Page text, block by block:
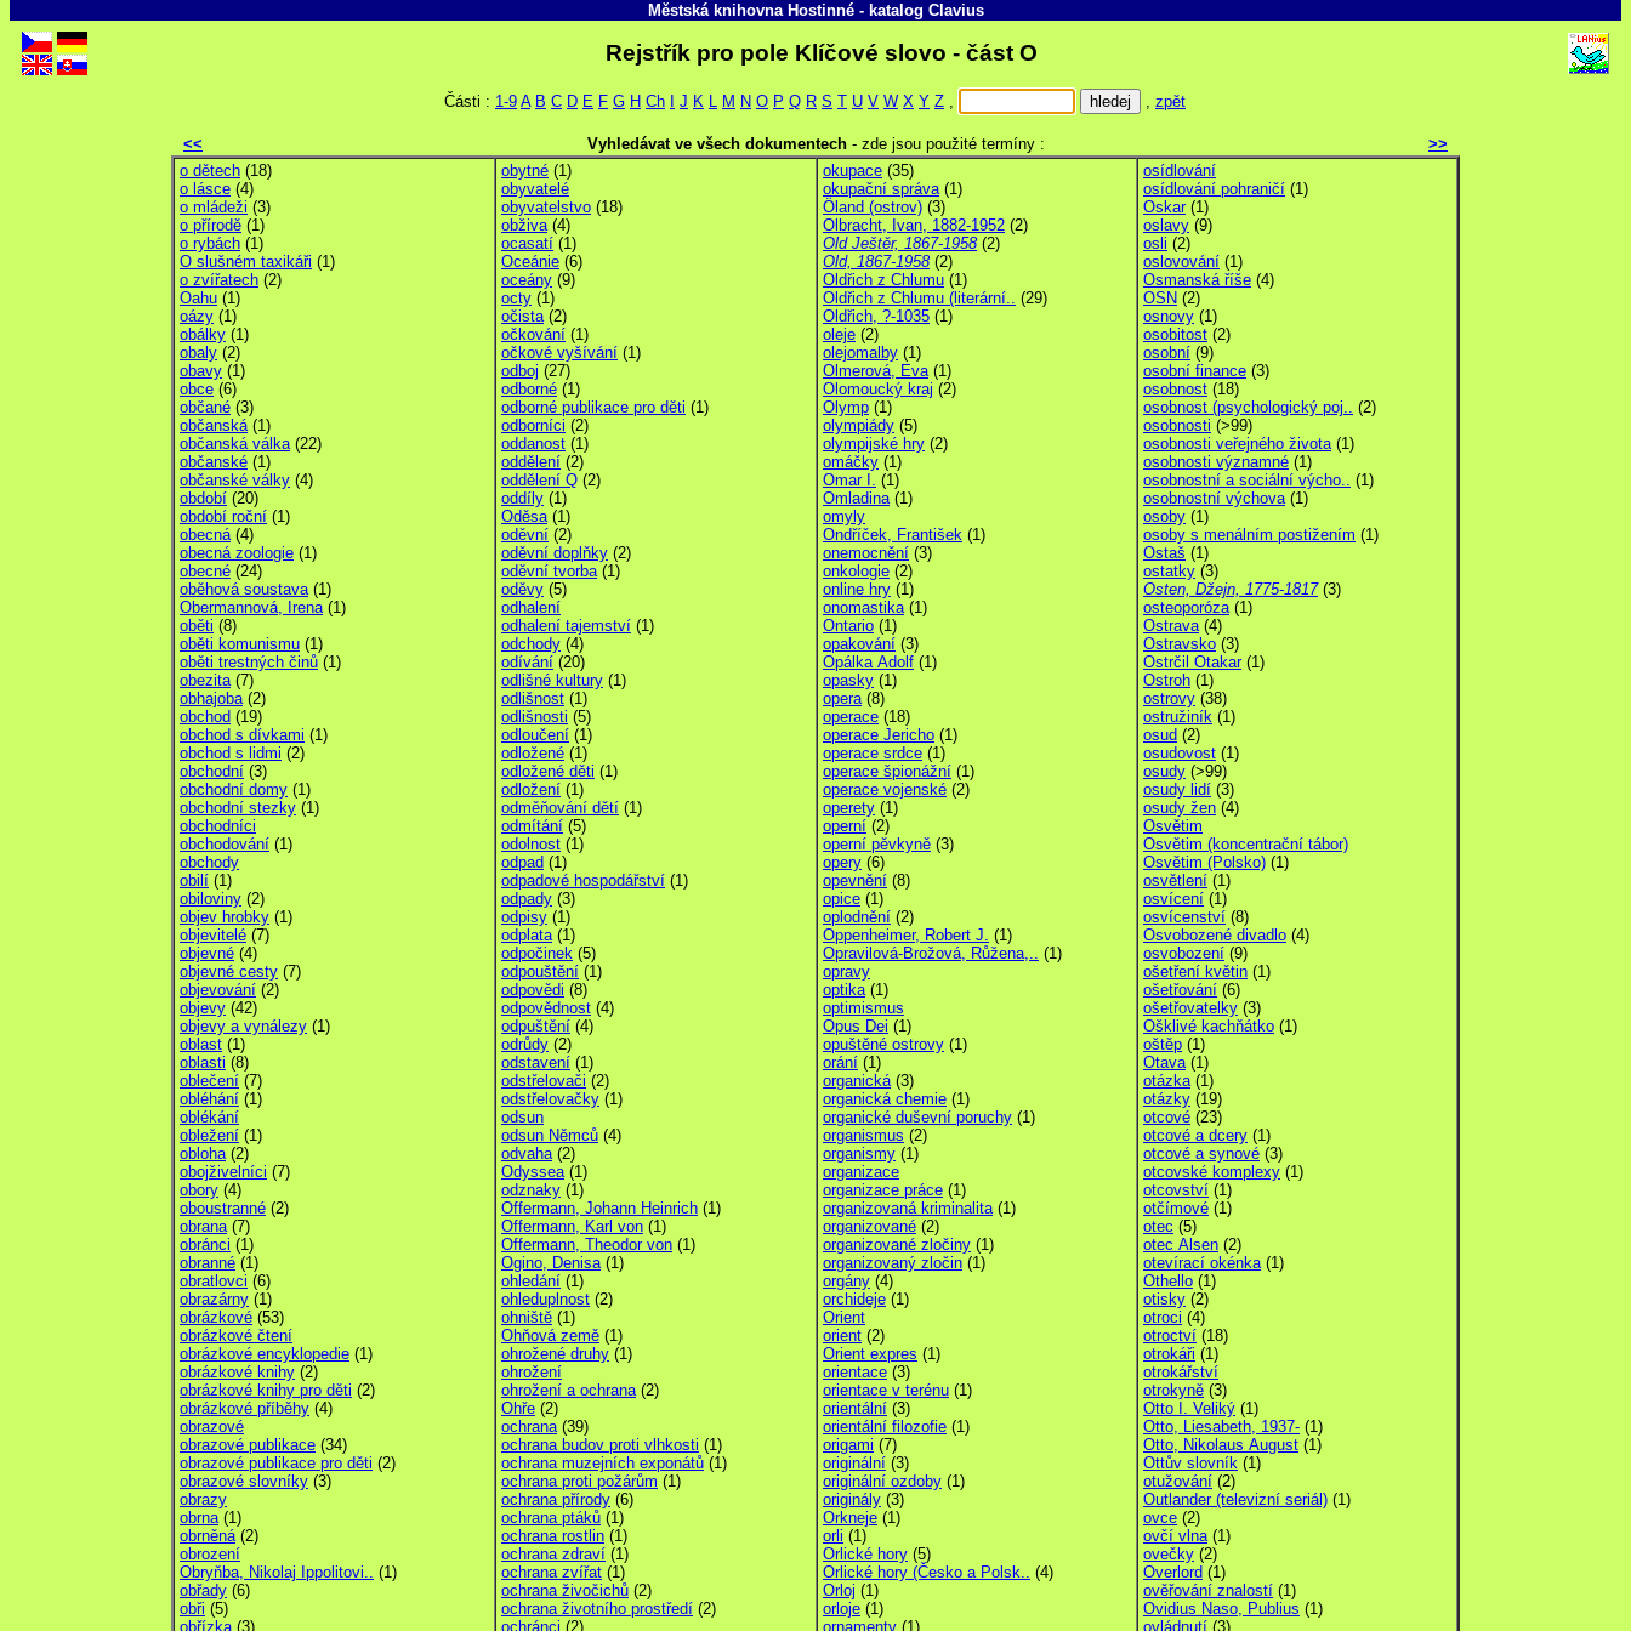
Městská knihovna Hostinné- katalog Clavius
Rejstřík pro pole Klíčové slovo - část O
Části : 1-9 A B C D E F G H Ch J K L M N O P Q R S T U V W X Y Z , , zpět
<< Vyhledávat ve všech dokumentech - zde jsou použité termíny :
>>
o dětech (18)
o lásce (4)
o mládeži (3)
o přírodě (1)
o rybách (1)
O slušném taxikáři (1)
o zvířatech (2)
Oahu (1)
oázy (1)
obálky (1)
obaly (2)
obavy (1)
obce (6)
občané (3)
občanská(1)
občanská válka(22)
občanské (1)
občanské války (4)
období (20)
období roční (1)
obecná(4)
obecná zoologie (1)
obecné (24)
oběhová soustava(1)
Obermannová, Irena(1)
oběti (8)
oběti komunismu (1)
oběti trestných činů (1)
obezita(7)
obhajoba(2)
obchod (19)
obchod s dívkami (1)
obchod s lidmi (2)
obchodní (3)
obchodní domy (1)
obchodní stezky (1)
obchodníci
obchodování (1)
obchody
obilí (1)
obiloviny (2)
objev hrobky (1)
objevitelé (7)
objevné (4)
objevné cesty (7)
objevování (2)
objevy (42)
objevy a vynálezy (1)
oblast (1)
oblasti (8)
oblečení (7)
obléhání (1)
oblékání
obležení (1)
obloha(2)
obojživelníci (7)
obory (4)
oboustranné (2)
obrana(7)
obránci (1)
obranné (1)
obratlovci (6)
obrazárny (1)
obrázkové (53)
obrázkové čtení
obrázkové encyklopedie (1)
obrázkové knihy (2)
obrázkové knihy pro děti (2)
obrázkové příběhy (4)
obrazové
obrazové publikace (34)
obrazové publikace pro děti (2)
obrazové slovníky (3)
obrazy
obrna(1)
obrněná(2)
obrození
Obryňba, Nikolaj Ippolitovi.. (1)
obřady (6)
obři (5)
obřízka (3)
obytné (1)
obyvatelé
obyvatelstvo (18)
obživa(4)
ocasatí (1)
Oceánie (6)
oceány (9)
octy (1)
očista(2)
očkování (1)
očkové vyšívání (1)
odboj (27)
odborné (1)
odborné publikace pro děti (1)
odborníci (2)
oddanost (1)
oddělení (2)
oddělení Q (2)
oddíly (1)
Oděsa(1)
oděvní (2)
oděvní doplňky (2)
oděvní tvorba(1)
oděvy (5)
odhalení
odhalení tajemství (1)
odchody (4)
odívání (20)
odlišné kultury (1)
odlišnost (1)
odlišnosti (5)
odloučení (1)
odložené (1)
odložené děti (1)
odložení (1)
odměňování dětí (1)
odmítání (5)
odolnost (1)
odpad (1)
odpadové hospodářství (1)
odpady (3)
odpisy (1)
odplata(1)
odpočinek (5)
odpouštění (1)
odpovědi (8)
odpovědnost (4)
odpuštění (4)
odrůdy (2)
odstavení (1)
odstřelovači (2)
odstřelovačky (1)
odsun
odsun Němců (4)
odvaha(2)
Odyssea(1)
odznaky (1)
Offermann, Johann Heinrich (1)
Offermann, Karl von (1)
Offermann, Theodor von (1)
Ogino, Denisa(1)
ohledání (1)
ohleduplnost (2)
ohniště (1)
Ohňová země (1)
ohrožené druhy (1)
ohrožení
ohrožení a ochrana(2)
Ohře (2)
ochrana(39)
ochrana budov proti vlhkosti (1)
ochrana muzejních exponátů (1)
ochrana proti požárům (1)
ochrana přírody (6)
ochrana ptáků (1)
ochrana rostlin (1)
ochrana zdraví (1)
ochrana zvířat (1)
ochrana živočichů (2)
ochrana životního prostředí (2)
ochránci (2)
okupace (35)
okupační správa(1)
Öland (ostrov) (3)
Olbracht, Ivan, 1882-1952 (2)
Old Ještěr, 1867-1958(2)
Old, 1867-1958(2)
Oldřich z Chlumu (1)
Oldřich z Chlumu (literární.. (29)
Oldřich, ?-1035 (1)
oleje (2)
olejomalby (1)
Olmerová, Eva(1)
Olomoucký kraj (2)
Olymp (1)
olympiády (5)
olympijské hry (2)
omáčky (1)
Omar I. (1)
Omladina(1)
omyly
Ondříček, František (1)
onemocnění (3)
onkologie (2)
online hry (1)
onomastika(1)
Ontario (1)
opakování (3)
Opálka Adolf (1)
opasky (1)
opera(8)
operace (18)
operace Jericho (1)
operace srdce (1)
operace špionážní (1)
operace vojenské (2)
operety (1)
operní (2)
operní pěvkyně (3)
opery (6)
opevnění (8)
opice (1)
oplodnění (2)
Oppenheimer, Robert J. (1)
Opravilová-Brožová, Růžena,.. (1)
opravy
optika(1)
optimismus
Opus Dei (1)
opuštěné ostrovy (1)
orání (1)
organická(3)
organická chemie (1)
organické duševní poruchy (1)
organismus (2)
organismy (1)
organizace
organizace práce (1)
organizovaná kriminalita(1)
organizované (2)
organizované zločiny (1)
organizovaný zločin (1)
orgány (4)
orchideje (1)
Orient
orient (2)
Orient expres (1)
orientace (3)
orientace v terénu (1)
orientální (3)
orientální filozofie (1)
origami (7)
originální (3)
originální ozdoby (1)
originály (3)
Orkneje (1)
orli (1)
Orlické hory (5)
Orlické hory (Česko a Polsk.. (4)
Orloj (1)
orloje (1)
ornamenty (1)
osídlování
osídlování pohraničí (1)
Oskar(1)
oslavy (9)
osli (2)
oslovování (1)
Osmanská říše (4)
OSN (2)
osnovy (1)
osobitost (2)
osobní (9)
osobní finance (3)
osobnost (18)
osobnost (psychologický poj.. (2)
osobnosti (>99)
osobnosti veřejného života(1)
osobnosti významné (1)
osobnostní a sociální výcho.. (1)
osobnostní výchova(1)
osoby (1)
osoby s menálním postižením (1)
Ostaš (1)
ostatky (3)
Osten, Džejn, 1775-1817(3)
osteoporóza(1)
Ostrava(4)
Ostravsko (3)
Ostrčil Otakar(1)
Ostroh (1)
ostrovy (38)
ostružiník (1)
osud (2)
osudovost (1)
osudy (>99)
osudy lidí (3)
osudy žen (4)
Osvětim
Osvětim (koncentrační tábor)
Osvětim (Polsko) (1)
osvětlení (1)
osvícení (1)
osvícenství (8)
Osvobozené divadlo (4)
osvobození (9)
ošetření květin (1)
ošetřování (6)
ošetřovatelky (3)
Ošklivé kachňátko (1)
oštěp (1)
Otava(1)
otázka(1)
otázky (19)
otcové (23)
otcové a dcery (1)
otcové a synové (3)
otcovské komplexy (1)
otcovství (1)
otčímové (1)
otec (5)
otec Alsen (2)
otevírací okénka(1)
Othello (1)
otisky (2)
otroci (4)
otroctví (18)
otrokáři (1)
otrokářství
otrokyně (3)
Otto I. Veliký (1)
Otto, Liesabeth, 1937- (1)
Otto, Nikolaus August (1)
Ottův slovník (1)
otužování (2)
Outlander (televizní seriál) (1)
ovce (2)
ovčí vlna(1)
ovečky (2)
Overlord (1)
ověřování znalostí (1)
Ovidius Naso, Publius (1)
ovládnutí (3)